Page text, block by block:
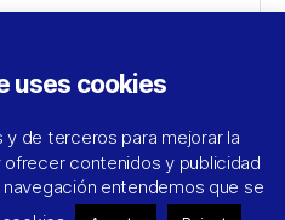
uses cookies
de terceros para mejorar la
contenidos y publicidad
entendemos que se